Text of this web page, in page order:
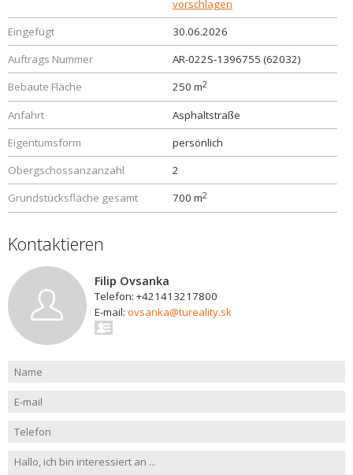
vorschlagen
Eingefügt
30.06.2026
Auftrags Nummer
AR-022S-1396755 (62032)
Bebaute Fläche
250 m2
Anfahrt
Asphaltstraße
Eigentumsform
persönlich
Obergschossanzanzahl
2
Grundstücksfläche gesamt
700 m2
Kontaktieren
Filip Ovsanka
Telefon: +421413217800
E-mail: ovsanka@tureality.sk